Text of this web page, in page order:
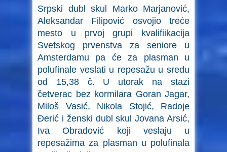
Srpski dubl skul Marko Marjanović,
Aleksandar Filipović osvojio treće
mesto u prvoj grupi kvalifiikacija
Svetskog prvenstva za seniore u
Amsterdamu pa će za plasman u
polufinale veslati u repesažu u sredu
od 15,38 č. U utorak na stazi
četverac bez kormilara Goran Jagar,
Miloš Vasić, Nikola Stojić, Radoje
Đerić i ženski dubl skul Jovana Arsić,
Iva Obradović koji veslaju u
repesažima za plasman u polufinala